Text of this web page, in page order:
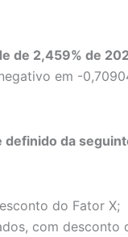
de 2,459% de
em -
definido da
do Fator X;
com desconto